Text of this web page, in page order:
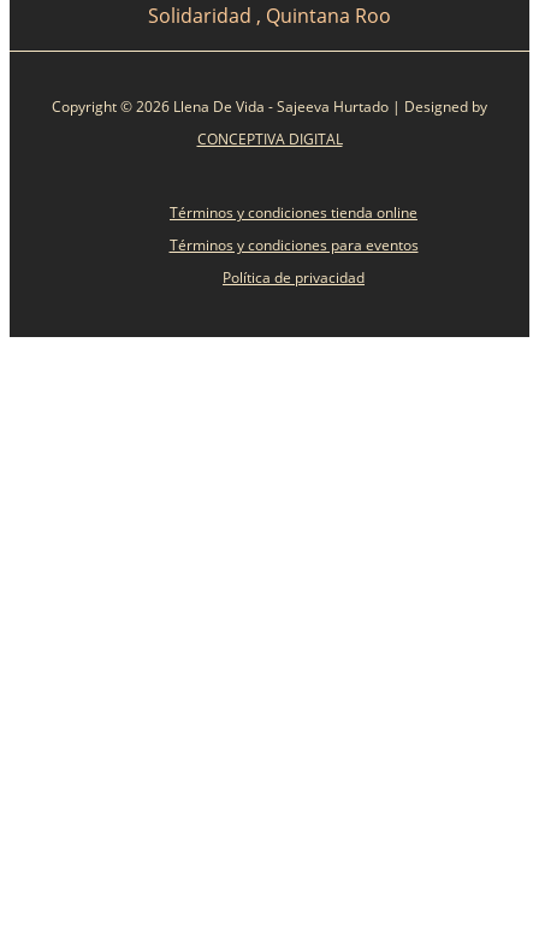
Solidaridad , Quintana Roo
Copyright © 2026 Llena De Vida - Sajeeva Hurtado | Designed by
CONCEPTIVA DIGITAL
Términos y condiciones tienda online
Términos y condiciones para eventos
Política de privacidad